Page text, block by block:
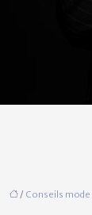
/ Conseils mode